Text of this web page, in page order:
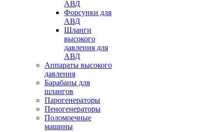
АВД
Форсунки для
АВД
Шланги
высокого
давления для
АВД
Аппараты высокого
давления
Барабаны для
шлангов
Парогенераторы
Пеногенераторы
Поломоечные
машины